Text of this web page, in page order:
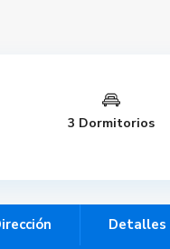
3 Dormitorios
Detalles